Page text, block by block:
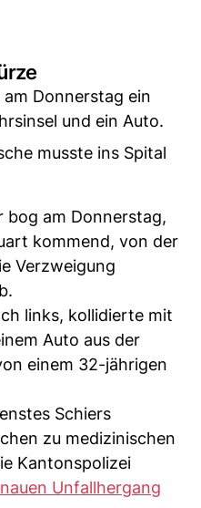
am Donnerstag ein
und ein Auto.
musste ins Spital
bog am Donnerstag,
kommend, von der
Verzweigung
links, kollidierte mit
Auto aus der
einem 32-jährigen
Schiers
zu medizinischen
Kantonspolizei
Unfallhergang